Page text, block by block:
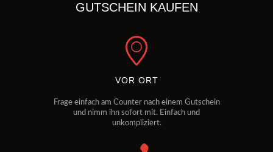
GUTSCHEIN KAUFEN
VOR ORT
Frage einfach am Counter nach einem Gutschein
und nimm ihn sofort mit. Einfach und
unkompliziert.